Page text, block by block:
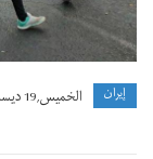
إيران الخميس, 19 ديسمبر 2019 11:31